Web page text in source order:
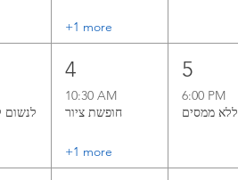
+1 more
לנשום‭ ‬לתוך‭ ‬הצבע
4
10:30 AM
חופשת ציור
+1 more
5
6:00 PM